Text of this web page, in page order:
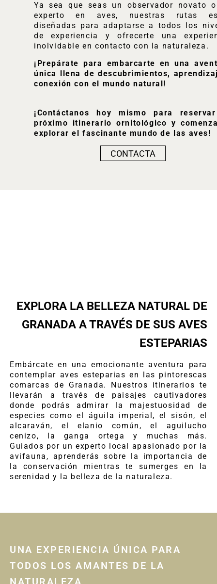
Ya sea que seas un observador novato
experto en aves, nuestras rutas
diseñadas para adaptarse a todos los
de experiencia y ofrecerte una
inolvidable en contacto con la naturaleza.
¡Prepárate para embarcarte en una
única llena de descubrimientos,
conexión con el mundo natural!
¡Contáctanos hoy mismo para
próximo itinerario ornitológico y
explorar el fascinante mundo de las aves!
CONTACTA
EXPLORA LA BELLEZA NATURAL DE
GRANADA A TRAVÉS DE SUS AVES
ESTEPARIAS
Embárcate en una emocionante aventura para
contemplar aves esteparias en las pintorescas
comarcas de Granada. Nuestros itinerarios te
llevarán a través de paisajes cautivadores
donde podrás admirar la majestuosidad de
especies como el águila imperial, el sisón, el
alcaraván, el elanio común, el aguilucho
cenizo, la ganga ortega y muchas más.
Guiados por un experto local apasionado por la
avifauna, aprenderás sobre la importancia de
la conservación mientras te sumerges en la
serenidad y la belleza de la naturaleza.
UNA EXPERIENCIA ÚNICA PARA
TODOS LOS AMANTES DE LA
NATURALEZA